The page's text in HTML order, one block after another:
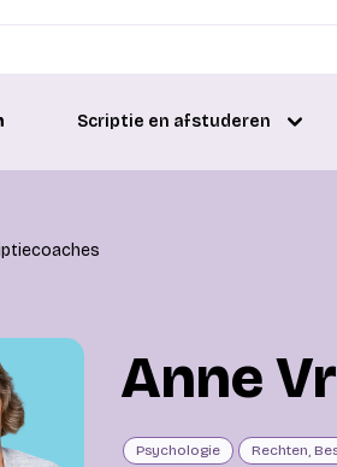
Scriptie en afstuderen
Anne
Psychologie Rechten,